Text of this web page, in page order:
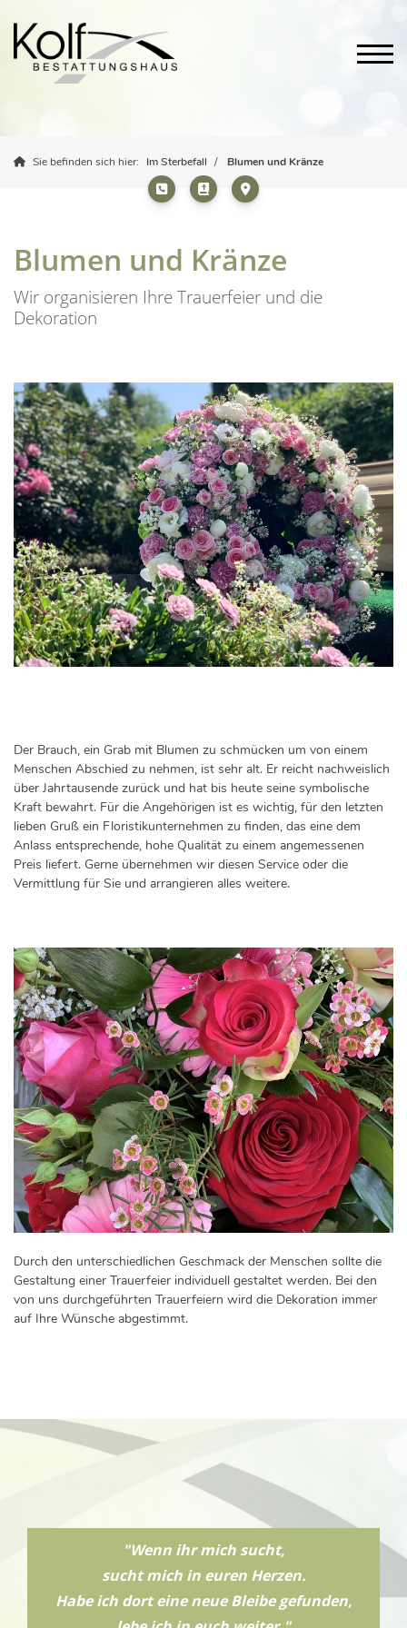
Sie befinden sich hier: Im Sterbefall Blumen und Kränze
Blumen und Kränze
Wir organisieren Ihre Trauerfeier und die
Dekoration
Der Brauch, ein Grab mit Blumen zu schmücken um von einem
Menschen Abschied zu nehmen, ist sehr alt. Er reicht nachweislich
über Jahrtausende zurück und hat bis heute seine symbolische
Kraft bewahrt. Für die Angehörigen ist es wichtig, für den letzten
lieben Gruß ein Floristikunternehmen zu finden, das eine dem
Anlass entsprechende, hohe Qualität zu einem angemessenen
Preis liefert. Gerne übernehmen wir diesen Service oder die
Vermittlung für Sie und arrangieren alles weitere.
Durch den unterschiedlichen Geschmack der Menschen sollte die
Gestaltung einer Trauerfeier individuell gestaltet werden. Bei den
von uns durchgeführten Trauerfeiern wird die Dekoration immer
auf Ihre Wünsche abgestimmt.
"Wenn ihr mich sucht,
sucht mich in euren Herzen.
Habe ich dort eine neue Bleibe gefunden,